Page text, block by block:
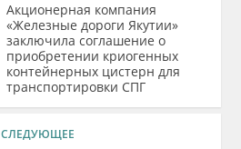
Акционерная компания
«Железные дороги Якутии»
заключила соглашение о
приобретении криогенных
контейнерных цистерн для
транспортировки СПГ
СЛЕДУЮЩЕЕ